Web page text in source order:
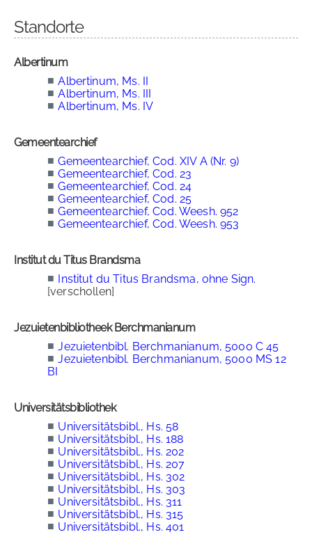
Standorte
Albertinum
■ Albertinum, Ms. II
■ Albertinum, Ms. III
■ Albertinum, Ms. IV
Gemeentearchief
■ Gemeentearchief, Cod. XIV A (Nr. 9)
■ Gemeentearchief, Cod. 23
■ Gemeentearchief, Cod. 24
■ Gemeentearchief, Cod. 25
■ Gemeentearchief, Cod. Weesh. 952
■ Gemeentearchief, Cod. Weesh. 953
Institut du Titus Brandsma
■ Institut du Titus Brandsma, ohne Sign.
[verschollen]
Jezuietenbibliotheek Berchmanianum
■ Jezuietenbibl. Berchmanianum, 5000 C 45
■ Jezuietenbibl. Berchmanianum, 5000 MS 12
BI
Universitätsbibliothek
■ Universitätsbibl., Hs. 58
■ Universitätsbibl., Hs. 188
■ Universitätsbibl., Hs. 202
■ Universitätsbibl., Hs. 207
■ Universitätsbibl., Hs. 302
■ Universitätsbibl., Hs. 303
■ Universitätsbibl., Hs. 311
■ Universitätsbibl., Hs. 315
■ Universitätsbibl., Hs. 401